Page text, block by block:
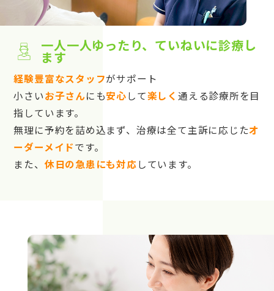
一人一人ゆったり、ていねいに診療し
ます
経験豊富なスタッフがサポート
小さいお子さんにも安心して楽しく 通える診療所を目
指しています。
無理に予約を詰め込まず、治療は全て主訴に応じたオ
ーダーメイドです。
また、 休日の急患にも対応しています。